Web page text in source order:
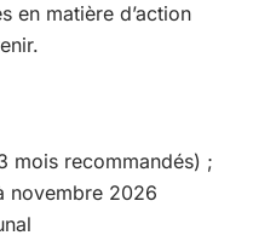
en matière d’action
mois recommandés) ;
novembre 2026